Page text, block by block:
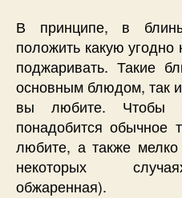
В принципе, в
положить какую
поджаривать. Такие
основным блюдом, так
вы любите. Чтобы
понадобится обычное
любите, а также мелко
некоторых
обжаренная).